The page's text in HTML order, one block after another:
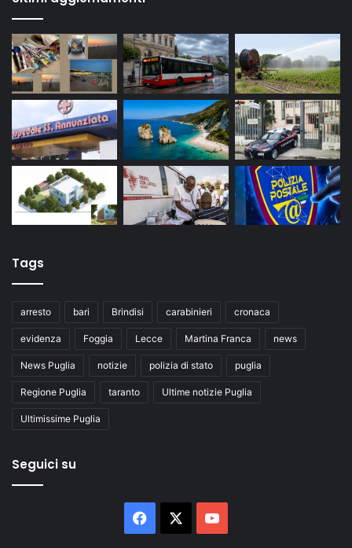
Tags
arresto bari Brindisi carabinieri cronaca
evidenza Foggia Lecce Martina Franca news
News Puglia notizie polizia di stato puglia
Regione Puglia taranto Ultime notizie Puglia
Ultimissime Puglia
Seguici su
Facebook